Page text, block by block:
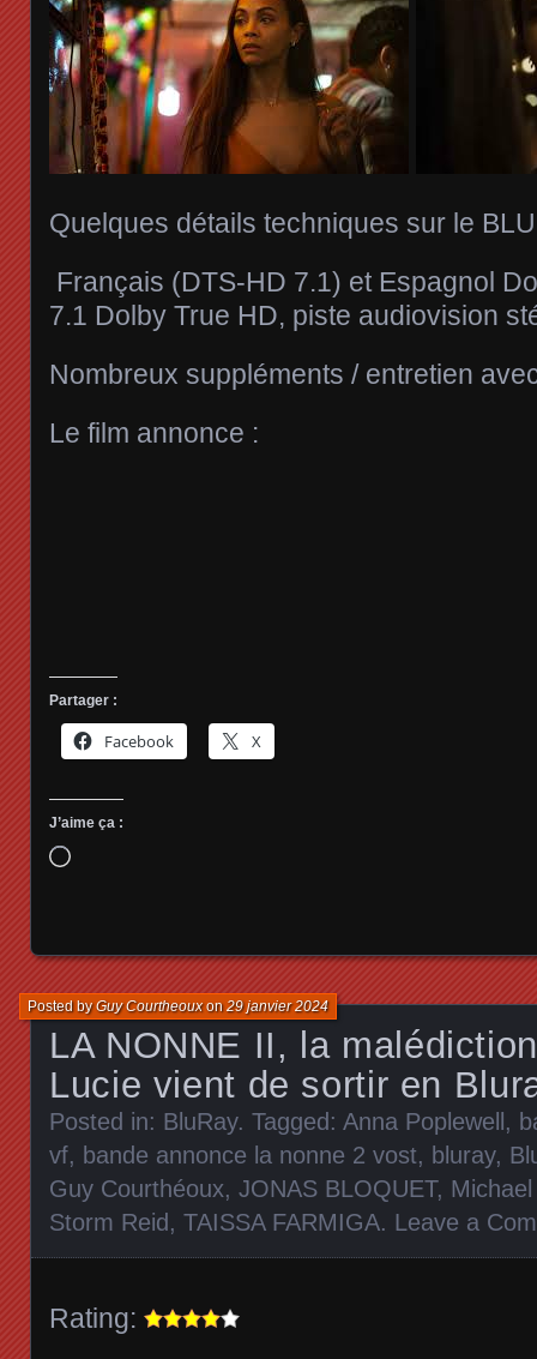
Quelques détails techniques sur le
Français (DTS-HD 7.1) et Espagnol
7.1 Dolby True HD, piste audiovision
Nombreux suppléments / entretien
Le film annonce :
Partager :
Facebook X
J’aime ça :
Chargement…
LA NONNE II, la
Lucie vient de sortir en
Posted byGuy Courtheouxon29 janvier 2024
Posted in: BluRay. Tagged: Anna Poplewell,
vf, bande annonce la nonne 2 vost, bluray,
Guy Courthéoux, JONAS BLOQUET,
Storm Reid, TAISSA FARMIGA. Leave a
Rating: